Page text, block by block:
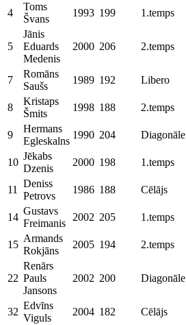
4
Toms
Švans
1993 199 1.temps
5
Jānis
Eduards
Medenis
2000 206 2.temps
7
Romāns
Saušs
1989 192 Libero
8
Kristaps
Šmits
1998 188 2.temps
9
Hermans
Egleskalns
1990 204 Diagonāle
10
Jēkabs
Dzenis
2000 198 1.temps
11
Deniss
Petrovs
1986 188 Cēlājs
14
Gustavs
Freimanis
2002 205 1.temps
15
Armands
Rokjāns
2005 194 2.temps
22
Renārs
Pauls
Jansons
2002 200 Diagonāle
32
Edvīns
Viguls
2004 182 Cēlājs